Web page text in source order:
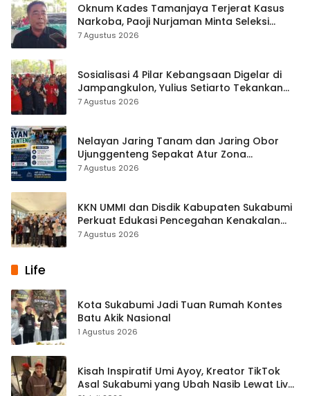
Oknum Kades Tamanjaya Terjerat Kasus
Narkoba, Paoji Nurjaman Minta Seleksi
Calon Kades Diperketat
7 Agustus 2026
Sosialisasi 4 Pilar Kebangsaan Digelar di
Jampangkulon, Yulius Setiarto Tekankan
Pentingnya Persatuan
7 Agustus 2026
Nelayan Jaring Tanam dan Jaring Obor
Ujunggenteng Sepakat Atur Zona
Penangkapan
7 Agustus 2026
KKN UMMI dan Disdik Kabupaten Sukabumi
Perkuat Edukasi Pencegahan Kenakalan
Remaja di SMPN 2 Tegalbuleud
7 Agustus 2026
Life
Kota Sukabumi Jadi Tuan Rumah Kontes
Batu Akik Nasional
1 Agustus 2026
Kisah Inspiratif Umi Ayoy, Kreator TikTok
Asal Sukabumi yang Ubah Nasib Lewat Live